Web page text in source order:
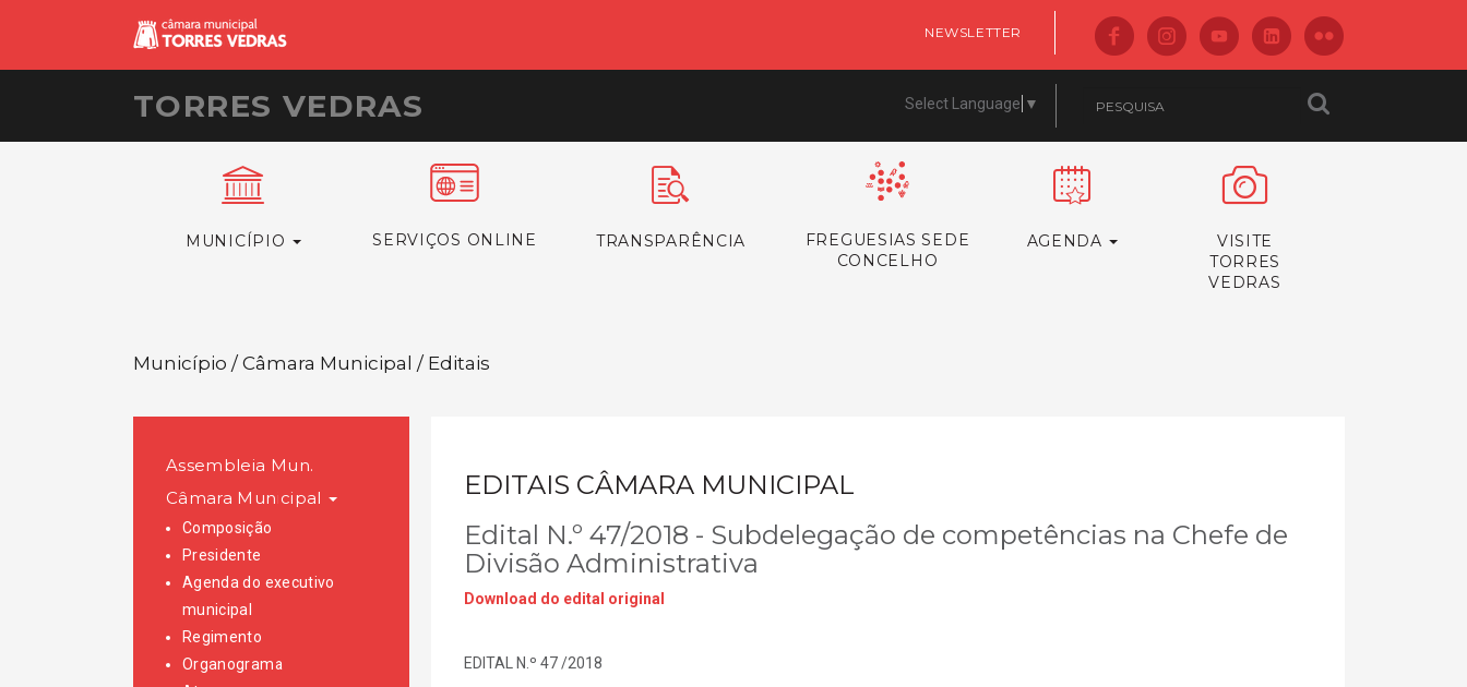
NEWSLETTER
TORRES VEDRAS Select Language ▼
MUNICÍPIO SERVIÇOS ONLINE TRANSPARÊNCIA
FREGUESIAS SEDE
CONCELHO
AGENDA
VISITE
TORRES
VEDRAS
Município / Câmara Municipal / Editais
Assembleia Mun.
Câmara Municipal
Composição
Presidente
Agenda do executivo
municipal
Regimento
Organograma
EDITAIS CÂMARA MUNICIPAL
Edital N.º 47/2018 - Subdelegação de competências na Chefe de
Divisão Administrativa
Download do edital original
EDITAL N.º 47 /2018